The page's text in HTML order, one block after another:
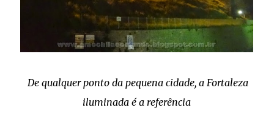
De qualquer ponto da pequena cidade, a Fortaleza
iluminada é a referência